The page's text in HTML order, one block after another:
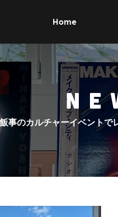
Home
事のカルチャーイベントで